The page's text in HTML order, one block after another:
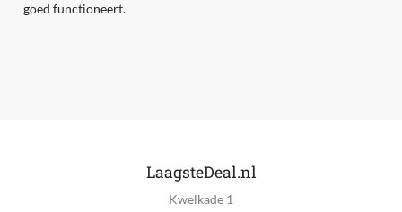
goed functioneert.
LaagsteDeal.nl
Kwelkade 1